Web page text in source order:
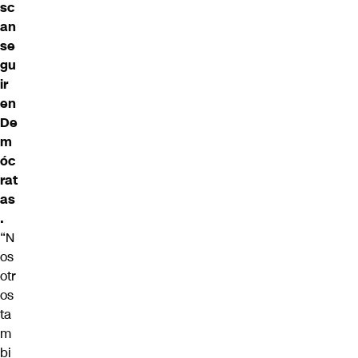
sc
an
se
gu
ir
en
De
m
óc
rat
as
.
“N
os
otr
os
ta
m
bi